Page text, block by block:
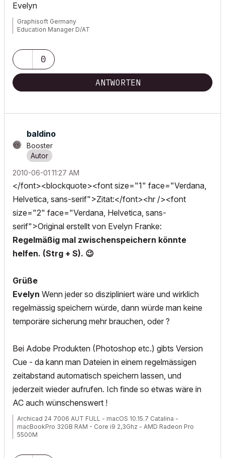
Evelyn
Graphisoft Germany
Education Manager D/AT
0
ANTWORTEN
baldino
Booster
‎2010-06-01 11:27 AM
</font><blockquote><font size="1" face="Verdana,
Helvetica, sans-serif">Zitat:</font><hr /><font
size="2" face="Verdana, Helvetica, sans-
serif">Original erstellt von Evelyn Franke:
Regelmäßig mal zwischenspeichern könnte
helfen. (Strg + S). 😉
Grüße
Evelyn Wenn jeder so diszipliniert wäre und wirklich
regelmässig speichern würde, dann würde man keine
temporäre sicherung mehr brauchen, oder ?
Bei Adobe Produkten (Photoshop etc.) gibts Version
Cue - da kann man Dateien in einem regelmässigen
zeitabstand automatisch speichern lassen, und
jederzeit wieder aufrufen. Ich finde so etwas wäre in
AC auch wünschenswert !
Archicad 24 7006 AUT FULL - macOS 10.15.7 Catalina -
macBookPro 32GB RAM - Core i9 2,3Ghz - AMD Radeon Pro
5500M